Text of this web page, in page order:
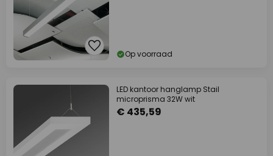
Op voorraad
LED kantoor hanglamp Stail
microprisma 32W wit
€ 435,59